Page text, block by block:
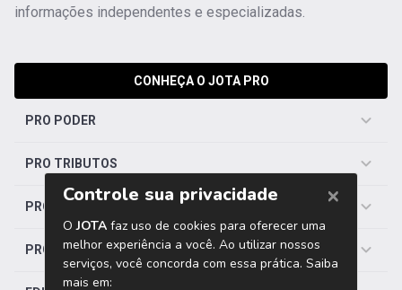
informações independentes e especializadas.
CONHEÇA O JOTA PRO
PRO PODER
PRO TRIBUTOS
PRO TRABALHISTA
PRO SAÚDE